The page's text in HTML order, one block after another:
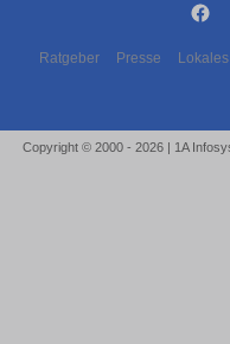
Ratgeber Presse Lokales
Copyright © 2000 - 2026 | 1A